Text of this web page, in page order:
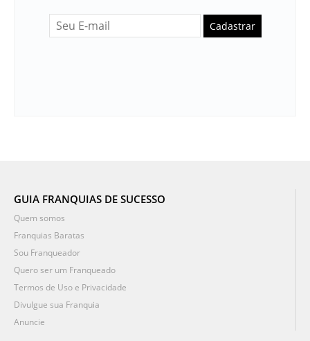
Cadastrar
GUIA FRANQUIAS DE SUCESSO
Quem somos
Franquias Baratas
Sou Franqueador
Quero ser um Franqueado
Termos de Uso e Privacidade
Divulgue sua Franquia
Anuncie